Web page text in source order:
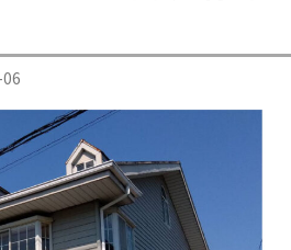
市大矢部
市森崎 横須賀市武
長沢 評判 逗子葉山